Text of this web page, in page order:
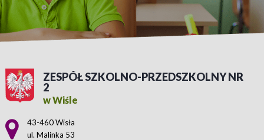
ZESPÓŁ SZKOLNO-PRZEDSZKOLNY NR
2
w Wiśle
Adres pocztowy:
43-460 Wisła
ul. Malinka 53